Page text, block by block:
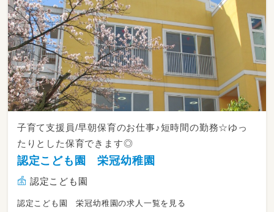
子育て支援員/早朝保育のお仕事♪短時間の勤務☆ゆっ
たりとした保育できます◎
認定こども園 栄冠幼稚園
認定こども園
認定こども園 栄冠幼稚園の求人一覧を見る